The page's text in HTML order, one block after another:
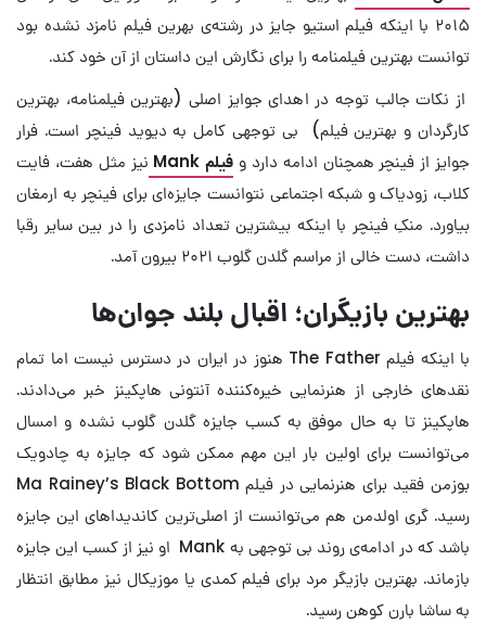
۲۰۱۵ با اینکه فیلم استیو جایز در رشته‌ی بهرین فیلم نامزد نشده بود
توانست بهترین فیلمنامه را برای نگارش این داستان از آن خود کند.
از نکات جالب توجه در اهدای جوایز اصلی (بهترین فیلمنامه، بهترین
کارگردان و بهترین فیلم) بی توجهی کامل به دیوید فینچر است. فرار
جوایز از فینچر همچنان ادامه دارد و فیلم Mank
نیز مثل هفت، فایت
کلاب، زودیاک و شبکه اجتماعی نتوانست جایزه‌ای برای فینچر به ارمغان
بیاورد. منکِ فینچر با اینکه بیشترین تعداد نامزدی را در بین سایر رقبا
داشت، دست خالی از مراسم گلدن گلوب ۲۰۲۱ بیرون آمد.
بهترین بازیگران؛ اقبال بلند جوان‌ها
با اینکه فیلم The Father هنوز در ایران در دسترس نیست اما تمام
نقد‌های خارجی از هنرنمایی خیره‌کننده آنتونی هاپکینز خبر می‌دادند.
هاپکینز تا به حال موفق به کسب جایزه گلدن گلوب نشده و امسال
می‌توانست برای اولین بار این مهم ممکن شود که جایزه به چادویک
بوزمن فقید برای هنرنمایی در فیلم Ma Rainey’s Black Bottom
رسید. گری اولدمن هم می‌توانست از اصلی‌ترین کاندیداهای این جایزه
باشد که در ادامه‌ی روند بی توجهی به Mank او نیز از کسب این جایزه
بازماند. بهترین بازیگر مرد برای فیلم کمدی یا موزیکال نیز مطابق انتظار
به ساشا بارن کوهن رسید.